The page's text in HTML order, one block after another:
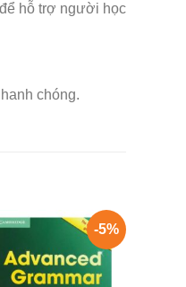
hỗ trợ người học
chóng.
-5%